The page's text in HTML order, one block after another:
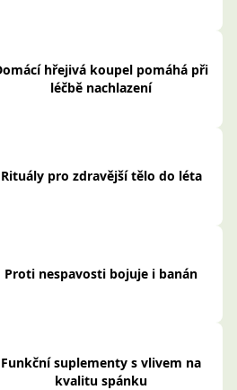
hřejivá koupel pomáhá při
léčbě nachlazení
Rituály pro zdravější tělo do léta
Proti nespavosti bojuje i banán
Funkční suplementy s vlivem na
kvalitu spánku